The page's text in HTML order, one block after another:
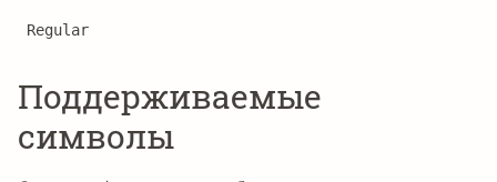
Regular
Поддерживаемые
символы